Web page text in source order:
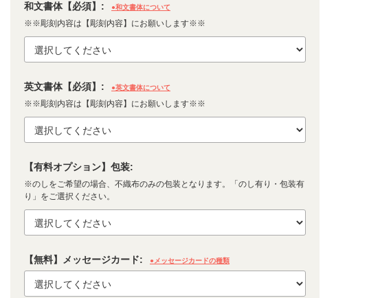
和文書体【必須】: ●和文書体について
※※彫刻内容は【彫刻内容】にお願いします※※
英文書体【必須】: ●英文書体について
※※彫刻内容は【彫刻内容】にお願いします※※
【有料オプション】包装:
※のしをご希望の場合、不織布のみの包装となります。「のし有り・包装有
り」をご選択ください。
【無料】メッセージカード: ●メッセージカードの種類